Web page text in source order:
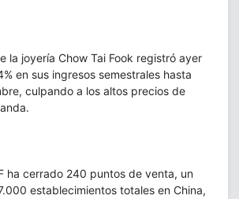
la joyería Chow Tai Fook registró ayer
en sus ingresos semestrales hasta
culpando a los altos precios de
ha cerrado 240 puntos de venta, un
establecimientos totales en China,